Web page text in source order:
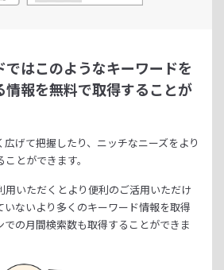
ではこのようなキーワードを
情報を無料で取得することが
げて把握したり、 ニッチなニーズをより
とができます。
用いただくとより便利のご活用いただけ
いないより多くのキーワード情報を取得
での月間検索数も取得することができま